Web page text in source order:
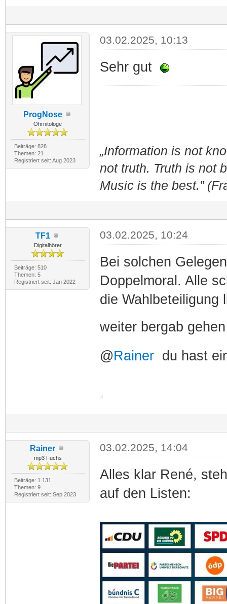
ProgNose
Ohrnitologe
Beiträge: 828
Themen: 21
Registriert seit: Aug 2023
03.02.2025, 10:13
Sehr gut
„Information is not
not truth. Truth is not
Music is the best.”
TF1
Digitalhörer
Beiträge: 510
Themen: 5
Registriert seit: Jan 2022
03.02.2025, 10:24
Bei solchen
Doppelmoral. Alle
die Wahlbeteiligung
weiter bergab
@Rainerdu hast
Rainer
mp3 Fuchs
Beiträge: 1.131
Themen: 9
Registriert seit: Sep 2023
03.02.2025, 14:04
Alles klar René,
auf den Listen: